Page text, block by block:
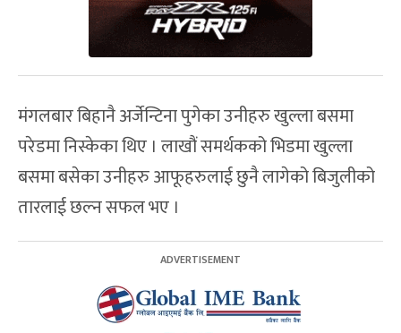
मंगलबार बिहानै अर्जेन्टिना पुगेका उनीहरु खुल्ला बसमा
परेडमा निस्केका थिए । लाखौं समर्थकको भिडमा खुल्ला
बसमा बसेका उनीहरु आफूहरुलाई छुनै लागेको बिजुलीको
तारलाई छल्न सफल भए ।